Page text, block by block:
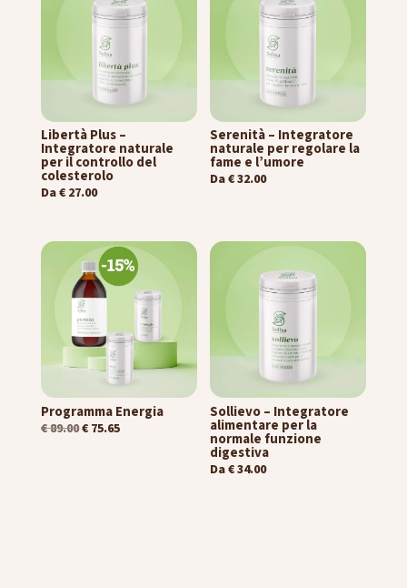
Libertà Plus –
Integratore naturale
per il controllo del
colesterolo
Da€27.00
Serenità – Integratore
naturale per regolare la
fame e l’umore
Da€32.00
Programma Energia
€89.00€75.65
Sollievo – Integratore
alimentare per la
normale funzione
digestiva
Da€34.00